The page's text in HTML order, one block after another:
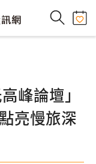
峰論壇」
亮慢旅深